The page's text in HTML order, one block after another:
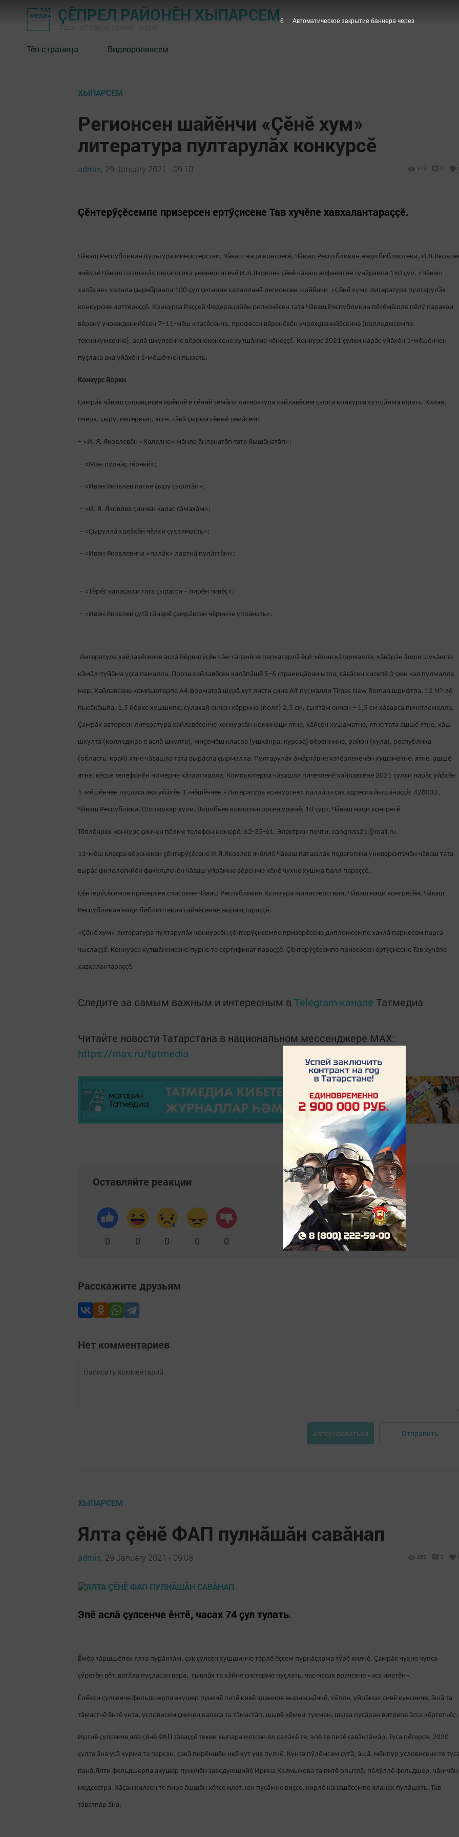
ҪӖПРЕЛ РАЙОНӖН ХЫПАРСЕМ
"Тӑван ен"-Çĕпрел районĕн хаçачӗ
Тӗп страница Видеороликсем
ХЫПАРСЕМ
Регионсен шайӗнчи «Çĕнĕ хум»
литература пултарулăх конкурсĕ
admin, 29 January 2021 - 09:10 375 0
Çĕнтерӳçĕсемпе призерсен ертӳçисене Тав хучĕпе хавхалантараççĕ.
Чăваш Республикин Культура министерстви, Чăваш наци конгресĕ, Чăваш Республикин наци библиотеки,
ячĕллĕ Чăваш патшалăх педагогика университечĕ И.Я.Яковлев çĕнĕ чăваш алфавитне тунăранпа 150 çул, «Чăваш
халăхне» халала çырнăранпа 100 çул çитнине халалланă регионсен шайĕнчи «Çĕнĕ хум» литература пултарулăх
конкурсне ирттереççĕ. Конкурса Раççей Федерацийĕн регионĕсен тата Чăваш Республикин пĕтĕмĕшле пĕлӳ паракан
вĕренӳ учрежденийĕсен 7–11-мӗш класӗсенче, професси вӗренӗвӗн учрежденийӗсенче (колледжсемпе
техникумсенче), аслă шкулсенче вӗренекенсене хутшăнма чĕнеççĕ. Конкурс 2021 çулхи нарăс уйăхĕн 1-мĕшĕнчен
пуçласа ака уйăхĕн 1-мĕшĕччен пырать.
Конкурс йĕрки
Çамрăк чăваш çыравçисен ирĕклĕ е сĕннĕ темăпа литература хайлавĕсем çырса конкурса хутшăнма юрать. Калав,
очерк, çыру, интервью, эссе, сăвă çырма сĕннĕ темăсем:
– «И. Я. Яковлевăн «Халалне» мĕнле ăнланатăп тата йышăнатăп»;
– «Ман пурнăç тĕрекĕ»;
– «Иван Яковлев патне çыру çыратăп»;
– «И. Я. Яковлев çинчен калас сăмахăм»;
– «Çыруллă халăхăн чĕлхи çухалмасть»;
– «Иван Яковлевича «палăк» лартнă пулăттăм»;
– «Тěрěс калаçасси тата çырасси – пирěн тивěç»;
– «Иван Яковлев çутă сăнарĕ çамрăксен чĕринче упранать».
Литература хайлавĕсенче аслă Вĕрентӳçĕн сăн-сăпачĕпе пархатарлă ĕçĕ-хĕлне кăтармалла, хăвăрăн ăшри шухăшпа
кăмăл-туйăма уçса памалла. Проза хайлавĕсен калăпăшĕ 5–6 страницăран ытла, сăвăсен хисепĕ 3-рен кая пулмалла
мар. Хайлавсене компьютерпа А4 форматлă шурă хут листи çине Alt пусмалли Times New Roman шрифтпа, 12 №-лĕ
пысăкăшпа, 1,5 йĕрке хушшипе, сулахай енчен хĕррине (поля) 2,5 см, сылтăм енчен – 1,5 см хăварса пичетлемелле.
Çамрăк авторсен литература хайлавĕсенче конкурсăн номинаци ятне, хăйсен хушаматне, ятне тата ашшĕ ятне, хăш
шкулта (колледжра е аслă шкулта), миçемĕш класра (ушкăнра, курсра) вĕреннине, район (хула), республика
(область, край) ятне чăвашла тата вырăсла çырмалла. Пултарулăх ăмăртăвне хатĕрлекенěн хушаматне, ятне, ашшĕ
ятне, кĕсье телефонĕн номерне кăтартмалла. Компьютерпа чăвашла пичетленĕ хайлавсене 2021 çулхи нарăс уйăхĕн
1-мĕшĕнчен пуçласа ака уйăхĕн 1-мĕшĕччен «Литература конкурсне» паллăпа çак адреспа йышăнаççĕ: 428032,
Чăваш Республики, Шупашкар хули, Воробьев композиторсен урамĕ, 10 çурт, Чăваш наци конгресĕ.
Тӗплӗнрех конкурс çинчен пӗлме телефон номерӗ: 62-35-61. Электрон почти: conqress21@mail.ru
11-мĕш класра вĕренекен çĕнтерӳçĕсене И.Я.Яковлев ячĕллĕ Чăваш патшалăх педагогика университечĕн чăваш тата
вырăс филологийĕн факультечĕн чăваш уйрăмне вĕренме кĕнĕ чухне хушма балл параççĕ.
Çĕнтерӳçĕсемпе призерсен списокне Чăваш Республикин Культура министерствин, Чăваш наци конгресĕн, Чăваш
Республикин наци библиотекин сайчĕсенче вырнаçтараççĕ.
«Çĕнĕ хум» литература пултарулăх конкурсĕн çĕнтерӳçисемпе призерĕсене дипломсемпе хаклă парнесем парса
чыслаççĕ. Конкурса хутшăннисене пурне те сертификат параççĕ. Çĕнтерӳçĕсемпе призерсен ертӳçисене Тав хучĕпе
хавхалантараççĕ.
Следите за самым важным и интересным в Telegram-канале Татмедиа
Читайте новости Татарстана в национальном мессенджере MАХ:
https://max.ru/tatmedia
Оставляйте реакции
0 0 0 0 0
Расскажите друзьям
Нет комментариев
Авторизоваться Отправить
ХЫПАРСЕМ
Ялта çӗнӗ ФАП пулнăшăн савăнап
admin, 29 January 2021 - 09:08 253 0
Эпӗ аслă çулсенче ӗнтӗ, часах 74 ҫул тулать.
Ӗмӗр тăршшӗпех ялта пурӑнтăм, ҫак çулсен хушшинче тӗрлӗ ӗҫсем пурнӑҫлама тӳрӗ килчӗ. Ҫамрӑк чухне чупса
çӳретӗн вӗт, ватӑла пуçласан вара, сывлӑх та хăйне систерме пуҫлать, час-часах врачсене «аса илетӗн».
Ӗлӗкхи ҫулсенче фельдшерпа акушер пункчӗ питӗ кивӗ зданире вырнаҫнӑччӗ, хӗлле, уйрӑмах сивӗ кунсенче, ӑшӑ та
тăмастчӗ ӗнтӗ унта, условисем çинчен каласа та тăмастăп, шывӗ кӗмен-тухман, шыва пусăран витрепе ăсса кӗртетчӗç.
Иртнӗ ҫулсенче яла ҫӗнӗ ФАП тăваççӗ текен хыпара илтсен ял халăхӗ те, эпӗ те питӗ савӑнтăмăр. Туса пӗтерсе, 2020
çулта ăна усă курма та парсан, çакă пирӗншӗн икӗ хут уяв пулчӗ. Кунта пӳлӗмсем ҫутӑ, ӑшӑ, мӗнпур условисене те
панă.Ялти фельдшерпа акушер пункчӗн заведующийӗ Ирина Калмыкова та питӗ опытлӑ, пӗлӳллӗ фельдшер, чӑн-чӑн
медсестра. Хӑҫан килсен те пире ӑшшӑн кӗтсе илет, юн пусӑмне виҫсе, кирлӗ канашӗсемпе яланах пулӑшать. Тав
тăватпăр ăна.
5 Автоматическое закрытие баннера через